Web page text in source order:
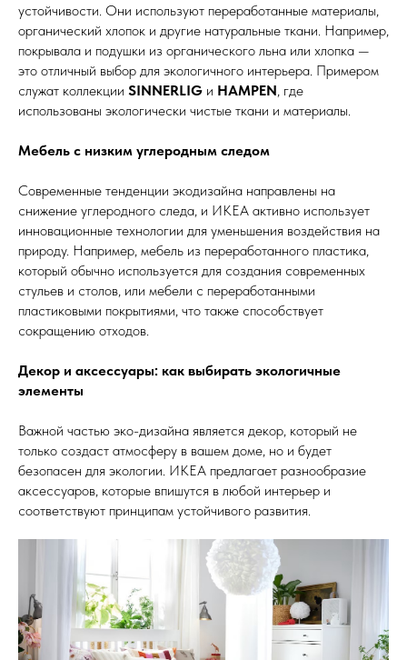
устойчивости. Они используют переработанные материалы,
органический хлопок и другие натуральные ткани. Например,
покрывала и подушки из органического льна или хлопка —
это отличный выбор для экологичного интерьера. Примером
служат коллекции SINNERLIG и HAMPEN , где
использованы экологически чистые ткани и материалы.
Мебель с низким углеродным следом
Современные тенденции экодизайна направлены на
снижение углеродного следа, и ИКЕА активно использует
инновационные технологии для уменьшения воздействия на
природу. Например, мебель из переработанного пластика,
который обычно используется для создания современных
стульев и столов, или мебели с переработанными
пластиковыми покрытиями, что также способствует
сокращению отходов.
Декор и аксессуары: как выбирать экологичные
элементы
Важной частью эко-дизайна является декор, который не
только создаст атмосферу в вашем доме, но и будет
безопасен для экологии. ИКЕА предлагает разнообразие
аксессуаров, которые впишутся в любой интерьер и
соответствуют принципам устойчивого развития.